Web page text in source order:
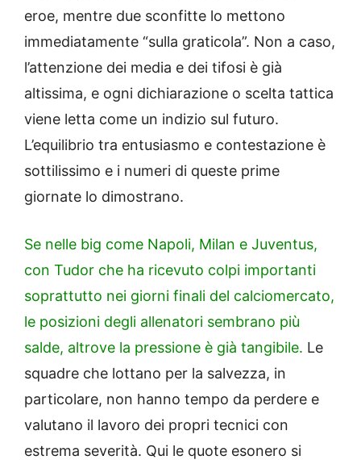
eroe, mentre due sconfitte lo mettono
immediatamente “sulla graticola”. Non a caso,
l’attenzione dei media e dei tifosi è già
altissima, e ogni dichiarazione o scelta tattica
viene letta come un indizio sul futuro.
L’equilibrio tra entusiasmo e contestazione è
sottilissimo e i numeri di queste prime
giornate lo dimostrano.
Se nelle big come Napoli, Milan e Juventus,
con Tudor che ha ricevuto colpi importanti
soprattutto nei giorni finali del calciomercato,
le posizioni degli allenatori sembrano più
salde, altrove la pressione è già tangibile. Le
squadre che lottano per la salvezza, in
particolare, non hanno tempo da perdere e
valutano il lavoro dei propri tecnici con
estrema severità. Qui le quote esonero si